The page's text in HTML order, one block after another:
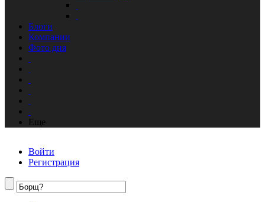
Блоги
Компании
Фото дня
Еще
Войти
Регистрация